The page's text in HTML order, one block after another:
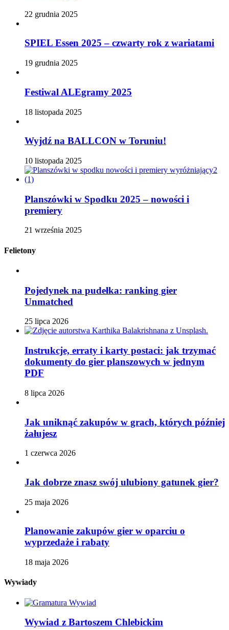
22 grudnia 2025
SPIEL Essen 2025 – czwarty rok z wariatami
19 grudnia 2025
Festiwal ALEgramy 2025
18 listopada 2025
Wyjdź na BALLCON w Toruniu!
10 listopada 2025
Planszówki w Spodku 2025 – nowości i
premiery
21 września 2025
Felietony
Pojedynek na pudełka: ranking gier
Unmatched
25 lipca 2026
Instrukcje, erraty i karty postaci: jak trzymać
dokumenty do gier planszowych w jednym
PDF
8 lipca 2026
Jak uniknąć zakupów w grach, których później
żałujesz
1 czerwca 2026
Jak dobrze znasz swój ulubiony gatunek gier?
25 maja 2026
Planowanie zakupów gier w oparciu o
wyprzedaże i rabaty
18 maja 2026
Wywiady
Wywiad z Bartoszem Chlebickim